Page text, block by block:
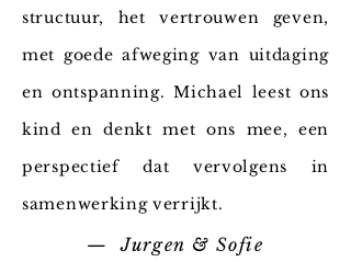
structuur, het vertrouwen geven,
met goede afweging van uitdaging
en ontspanning. Michael leest ons
kind en denkt met ons mee, een
perspectief dat vervolgens in
samenwerking verrijkt.
— Jurgen & Sofie